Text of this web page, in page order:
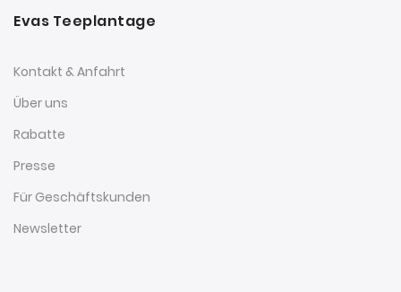
Evas Teeplantage
Kontakt & Anfahrt
Über uns
Rabatte
Presse
Für Geschäftskunden
Newsletter